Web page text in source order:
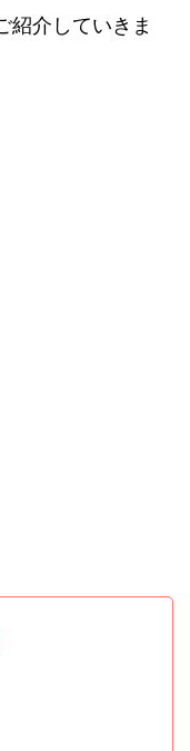
紹介していきま